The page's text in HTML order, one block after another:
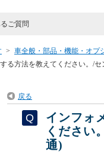
> 車全般・部品・機能・オプ
る方法を教えてください。/
戻る
インフォ
ください
通)